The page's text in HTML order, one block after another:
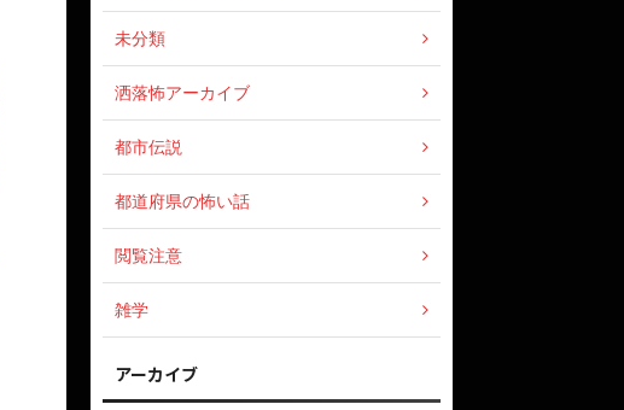
未分類
洒落怖アーカイブ
都市伝説
都道府県の怖い話
閲覧注意
雑学
アーカイブ